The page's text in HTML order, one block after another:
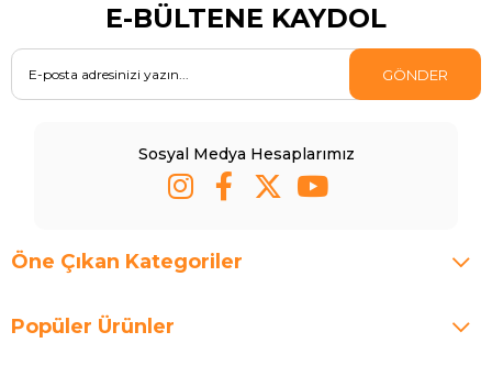
E-BÜLTENE KAYDOL
GÖNDER
Sosyal Medya Hesaplarımız
Öne Çıkan Kategoriler
Popüler Ürünler